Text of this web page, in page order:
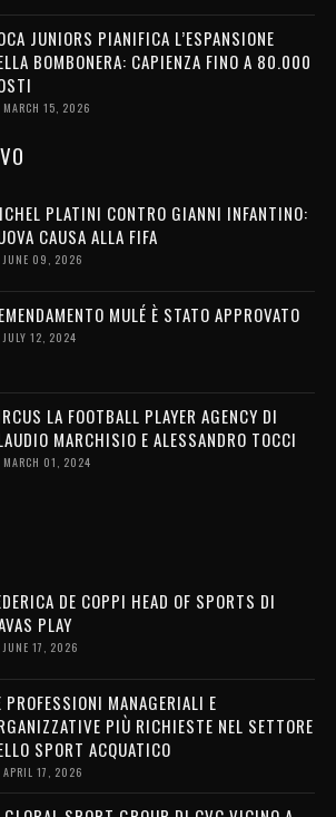
JUNIORS PIANIFICA L’ESPANSIONE
BOMBONERA: CAPIENZA FINO A 80.000
MARCH 15, 2026
PLATINI CONTRO GIANNI INFANTINO:
CAUSA ALLA FIFA
JUNE 09, 2026
MULÉ È STATO APPROVATO
JULY 12, 2024
LA FOOTBALL PLAYER AGENCY DI
MARCHISIO E ALESSANDRO TOCCI
MARCH 01, 2024
DE COPPI HEAD OF SPORTS DI
PLAY
JUNE 17, 2026
PROFESSIONI MANAGERIALI E
PIÙ RICHIESTE NEL SETTORE
SPORT ACQUATICO
APRIL 17, 2026